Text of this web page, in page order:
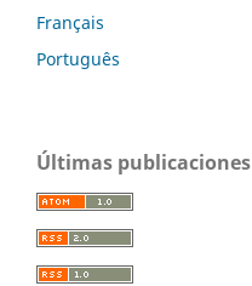
Français
Português
Últimas publicaciones